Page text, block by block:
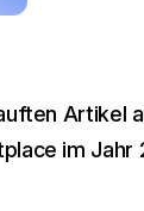
Artikel
im Jahr